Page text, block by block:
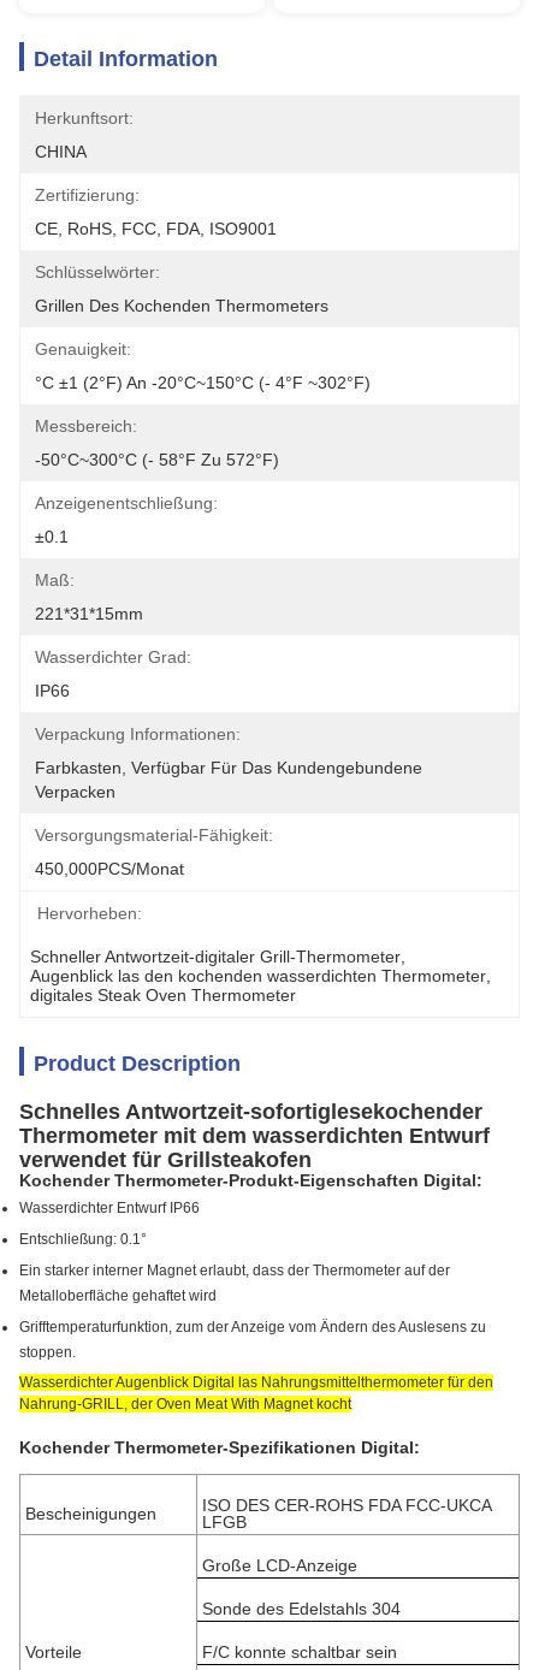
Detail Information
Herkunftsort:
CHINA
Zertifizierung:
CE, RoHS, FCC, FDA, ISO9001
Schlüsselwörter:
Grillen Des Kochenden Thermometers
Genauigkeit:
°C ±1 (2°F) An -20°C~150°C (- 4°F ~302°F)
Messbereich:
-50°C~300°C (- 58°F Zu 572°F)
Anzeigenentschließung:
±0.1
Maß:
221*31*15mm
Wasserdichter Grad:
IP66
Verpackung Informationen:
Farbkasten, Verfügbar Für Das Kundengebundene
Verpacken
Versorgungsmaterial-Fähigkeit:
450,000PCS/Monat
Hervorheben:
Schneller Antwortzeit-digitaler Grill-Thermometer
Augenblick las den kochenden wasserdichten Thermometer
digitales Steak Oven Thermometer
Product Description
Schnelles Antwortzeit-sofortiglesekochender
Thermometer mit dem wasserdichten Entwurf
verwendet für Grillsteakofen
Kochender Thermometer-Produkt-Eigenschaften Digital:
Wasserdichter Entwurf IP66
Entschließung: 0.1°
Ein starker interner Magnet erlaubt, dass der Thermometer auf der
Metalloberfläche gehaftet wird
Grifftemperaturfunktion, zum der Anzeige vom Ändern des Auslesens zu
stoppen.
Wasserdichter Augenblick Digital las Nahrungsmittelthermometer für den
Nahrung-GRILL, der Oven Meat With Magnet kocht
Kochender Thermometer-Spezifikationen Digital:
Bescheinigungen
ISO DES CER-ROHS FDA FCC-UKCA
LFGB
Vorteile
Große LCD-Anzeige
Sonde des Edelstahls 304
F/C konnte schaltbar sein